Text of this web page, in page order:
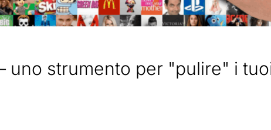
uno strumento per "pulire" i